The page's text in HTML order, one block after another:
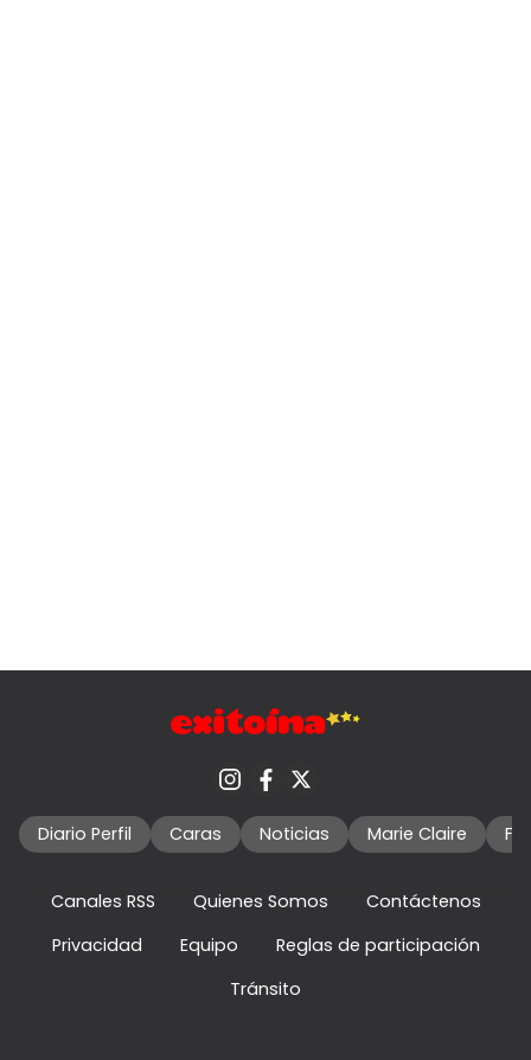
Diario Perfil Caras Noticias Marie Claire
Canales RSS Quienes Somos
Contáctenos
Privacidad
Equipo
Reglas de participación
Tránsito